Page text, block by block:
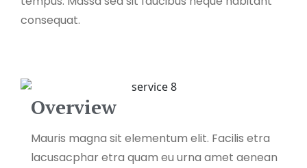
consequat.
Overview
Mauris magna sit elementum elit. Facilis etra
lacusacphar etra quam eu urna amet aenean